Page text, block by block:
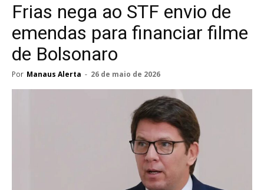
Frias nega ao STF envio de
emendas para financiar filme
de Bolsonaro
Por Manaus Alerta - 26 de maio de 2026